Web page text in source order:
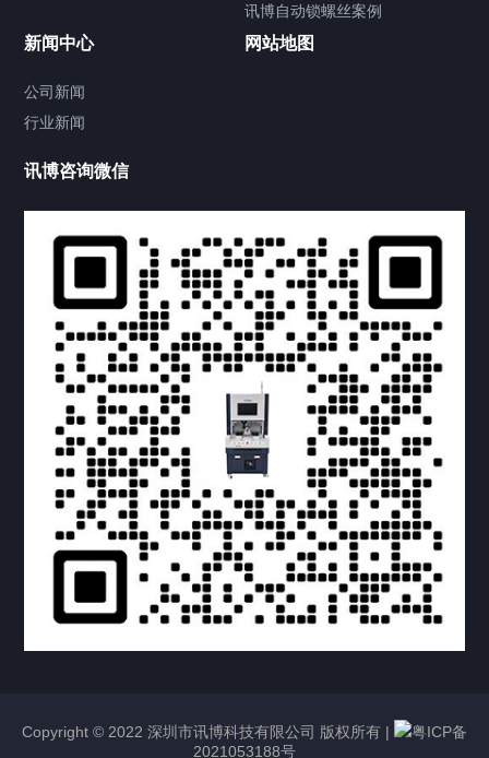
提交您的需求，获取产品资料与报价
讯博自动锁螺丝案例
新闻中心
公司新闻
行业新闻
网站地图
讯博咨询微信
Copyright © 2022 深圳市讯博科技有限公司 版权所有 |
粤ICP备
2021053188号